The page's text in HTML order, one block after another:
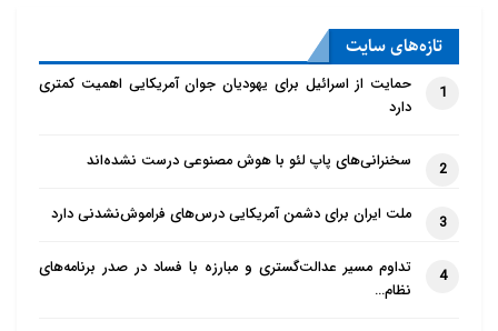
تازه‌‌های سایت
1
حمایت از اسرائیل برای یهودیان جوان آمریکایی اهمیت کمتری
دارد
2 سخنرانی‌های پاپ لئو با هوش مصنوعی درست نشده‌اند
3 ملت ایران برای دشمن آمریکایی درس‌های فراموش‌نشدنی دارد
4
تداوم مسیر عدالت‌گستری و مبارزه با فساد در صدر برنامه‌های
نظام…